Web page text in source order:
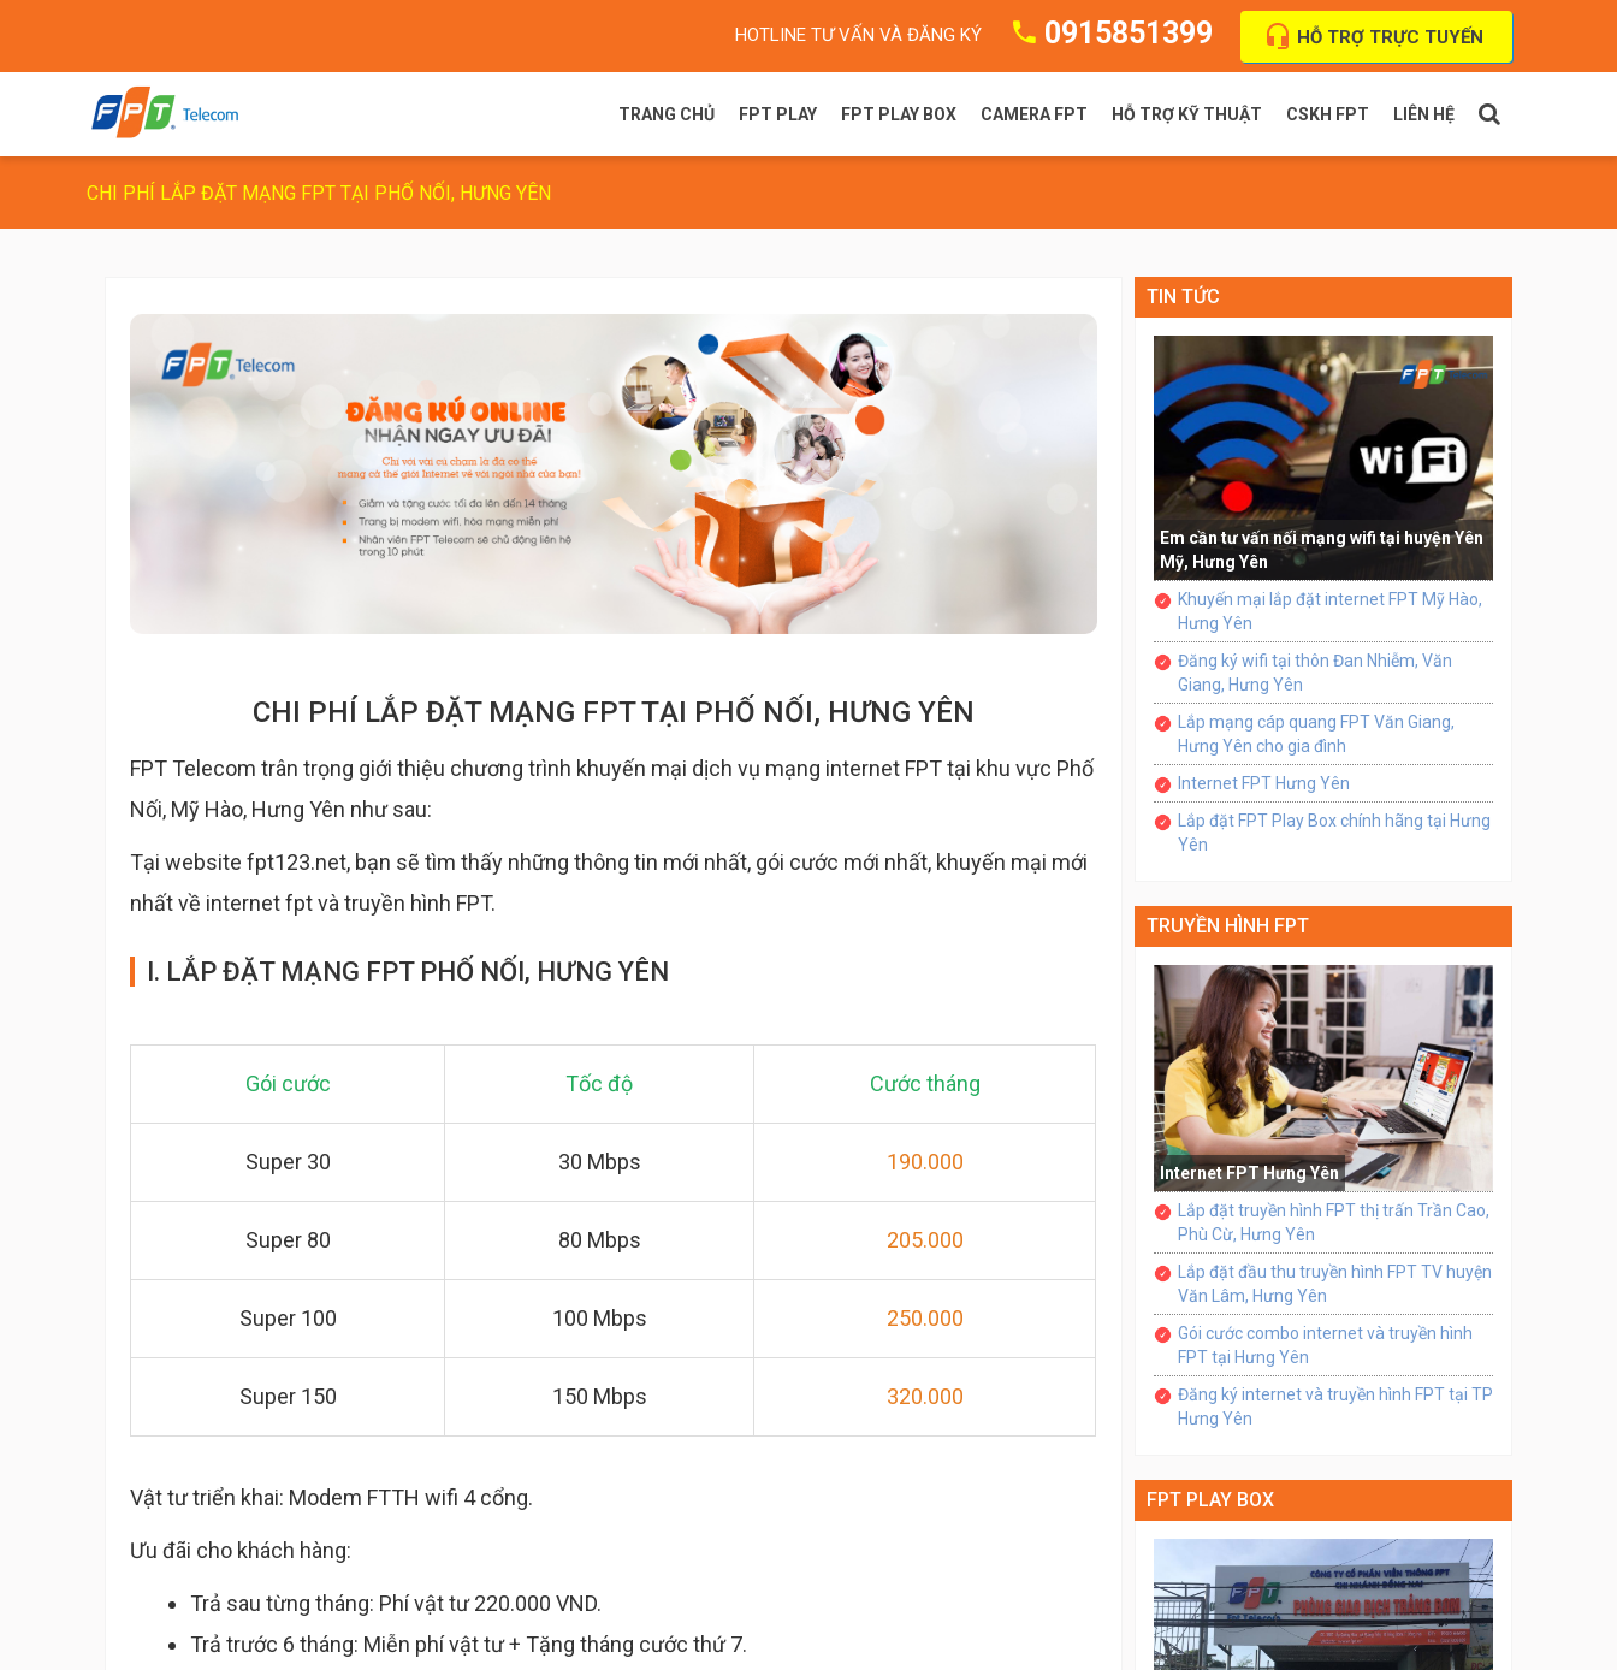
HOTLINE TƯ VẤN VÀ ĐĂNG KÝ 0915851399 HỖ TRỢ TRỰC TUYẾN
TRANG CHỦ FPT PLAY FPT PLAY BOX
FPT Play Box+ S550
FPT Play Box+ S400
CAMERA FPT HỖ TRỢ KỸ THUẬT CSKH FPT LIÊN HỆ
CHI PHÍ LẮP ĐẶT MẠNG FPT TẠI PHỐ NỐI, HƯNG YÊN
CHI PHÍ LẮP ĐẶT MẠNG FPT TẠI PHỐ NỐI, HƯNG YÊN
FPT Telecom trân trọng giới thiệu chương trình khuyến mại dịch vụ mạng internet FPT tại khu vực Phố
Nối, Mỹ Hào, Hưng Yên như sau:
Tại website fpt123.net, bạn sẽ tìm thấy những thông tin mới nhất, gói cước mới nhất, khuyến mại mới
nhất về internet fpt và truyền hình FPT.
I. LẮP ĐẶT MẠNG FPT PHỐ NỐI, HƯNG YÊN
Gói cước Tốc độ Cước tháng
Super 30 30 Mbps 190.000
Super 80 80 Mbps 205.000
Super 100 100 Mbps 250.000
Super 150 150 Mbps 320.000
Vật tư triển khai: Modem FTTH wifi 4 cổng.
Ưu đãi cho khách hàng:
Trả sau từng tháng: Phí vật tư 220.000 VND.
Trả trước 6 tháng: Miễn phí vật tư + Tặng tháng cước thứ 7.
TIN TỨC
Em cần tư vấn nối mạng wifi tại huyện Yên
Mỹ, Hưng Yên
Khuyến mại lắp đặt internet FPT Mỹ Hào,
Hưng Yên
Đăng ký wifi tại thôn Đan Nhiễm, Văn
Giang, Hưng Yên
Lắp mạng cáp quang FPT Văn Giang,
Hưng Yên cho gia đình
Internet FPT Hưng Yên
Lắp đặt FPT Play Box chính hãng tại Hưng
Yên
TRUYỀN HÌNH FPT
Internet FPT Hưng Yên
Lắp đặt truyền hình FPT thị trấn Trần Cao,
Phù Cừ, Hưng Yên
Lắp đặt đầu thu truyền hình FPT TV huyện
Văn Lâm, Hưng Yên
Gói cước combo internet và truyền hình
FPT tại Hưng Yên
Đăng ký internet và truyền hình FPT tại TP
Hưng Yên
FPT PLAY BOX